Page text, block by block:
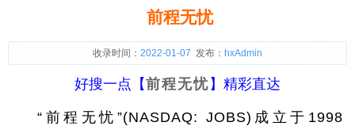
前程无忧
收录时间： 2022-01-07 发布： hxAdmin
好搜一点【前程无忧 】精彩直达
“前程无忧”(NASDAQ: JOBS)成立于1998